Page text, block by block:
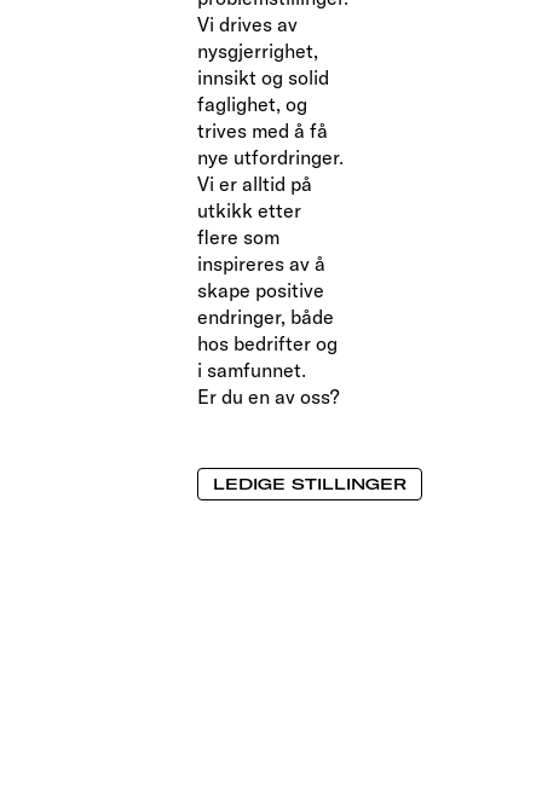
Vi drives av
nysgjerrighet,
innsikt og solid
faglighet, og
trives med å få
nye utfordringer.
Vi er alltid på
utkikk etter
flere som
inspireres av å
skape positive
endringer, både
hos bedrifter og
i samfunnet.
Er du en av oss?
LEDIGE STILLINGER